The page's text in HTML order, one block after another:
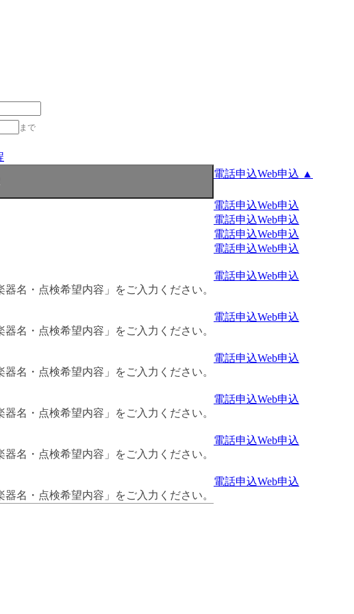
まで
電話申込Web申込 ▲
電話申込Web申込
電話申込Web申込
電話申込Web申込
電話申込Web申込
名・点検希望内容」をご入力ください。
電話申込Web申込
名・点検希望内容」をご入力ください。
電話申込Web申込
名・点検希望内容」をご入力ください。
電話申込Web申込
名・点検希望内容」をご入力ください。
電話申込Web申込
名・点検希望内容」をご入力ください。
電話申込Web申込
名・点検希望内容」をご入力ください。
電話申込Web申込